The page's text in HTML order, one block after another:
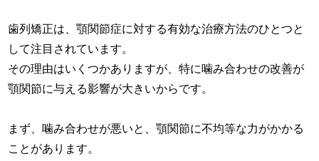
歯列矯正は、顎関節症に対する有効な治療方法のひとつと
して注目されています。
その理由はいくつかありますが、特に噛み合わせの改善が
顎関節に与える影響が大きいからです。
まず、噛み合わせが悪いと、顎関節に不均等な力がかかる
ことがあります。